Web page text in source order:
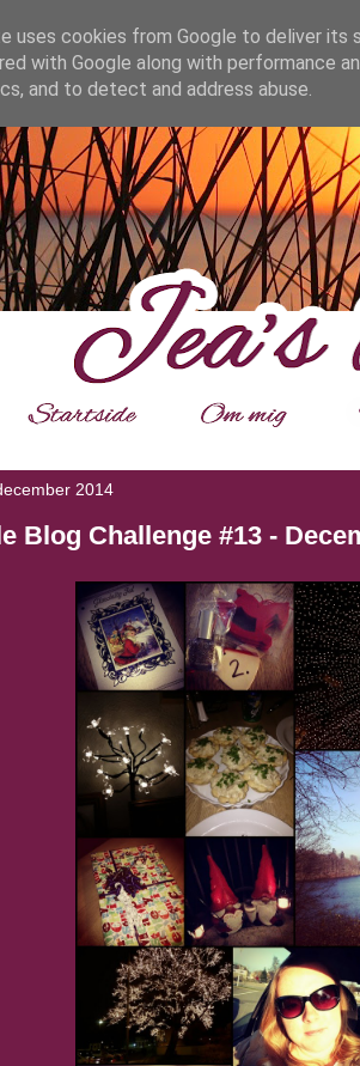
2014
Blog Challenge #13 -
uses cookies from Google to deliver its
with Google along with performance
and to detect and address abuse.